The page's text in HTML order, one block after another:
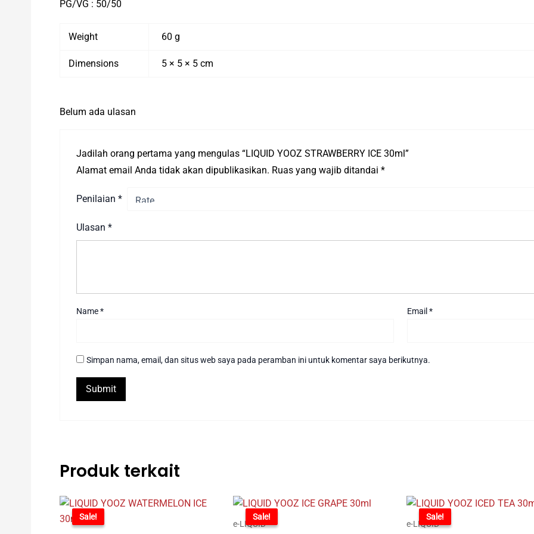
PG/VG : 50/50
Weight 60 g
Dimensions 5 × 5 × 5 cm
Belum ada ulasan
Jadilah orang pertama yang mengulas “LIQUID YOOZ STRAWBERRY ICE 30ml”
Alamat email Anda tidak akan dipublikasikan. Ruas yang wajib ditandai *
Penilaian *
Ulasan *
Name* Email *
Simpan nama, email, dan situs web saya pada peramban ini untuk komentar saya berikutnya.
Produk terkait
-71%
Sale! -71%
Sale!
e-LIQUID
-71%
Sale!
e-LIQUID